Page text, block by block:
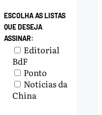
ESCOLHA AS LISTAS
QUE DESEJA
ASSINAR:
Editorial
BdF
Ponto
Notícias da
China